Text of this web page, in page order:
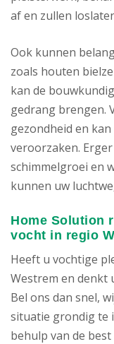
af en zullen
Ook kunnen
zoals houten
kan de
gedrang brengen.
gezondheid en
veroorzaken.
schimmelgroei en
kunnen uw
Home Solution
vocht in regio
Heeft u vochtige
Westrem en denkt
Bel ons dan snel,
situatie grondig te
behulp van de